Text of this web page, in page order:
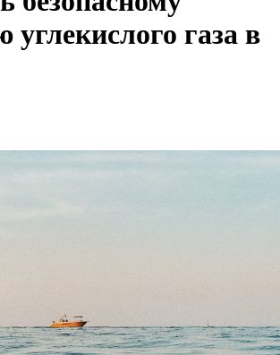
углекислого газа в